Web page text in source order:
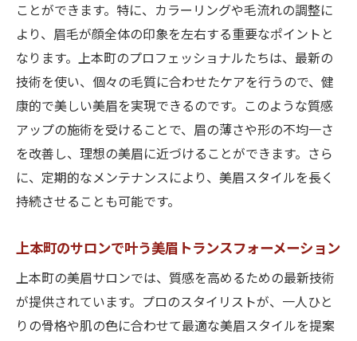
ことができます。特に、カラーリングや毛流れの調整に
より、眉毛が顔全体の印象を左右する重要なポイントと
なります。上本町のプロフェッショナルたちは、最新の
技術を使い、個々の毛質に合わせたケアを行うので、健
康的で美しい美眉を実現できるのです。このような質感
アップの施術を受けることで、眉の薄さや形の不均一さ
を改善し、理想の美眉に近づけることができます。さら
に、定期的なメンテナンスにより、美眉スタイルを長く
持続させることも可能です。
上本町のサロンで叶う美眉トランスフォーメーション
上本町の美眉サロンでは、質感を高めるための最新技術
が提供されています。プロのスタイリストが、一人ひと
りの骨格や肌の色に合わせて最適な美眉スタイルを提案